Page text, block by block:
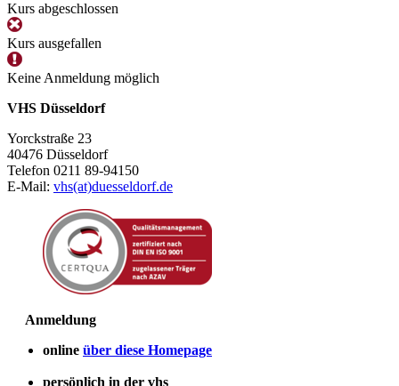
Kurs abgeschlossen
Kurs ausgefallen
Keine Anmeldung möglich
VHS Düsseldorf
Yorckstraße 23
40476 Düsseldorf
Telefon 0211 89-94150
E-Mail: vhs(at)duesseldorf.de
Anmeldung
online über diese Homepage
persönlich in der vhs